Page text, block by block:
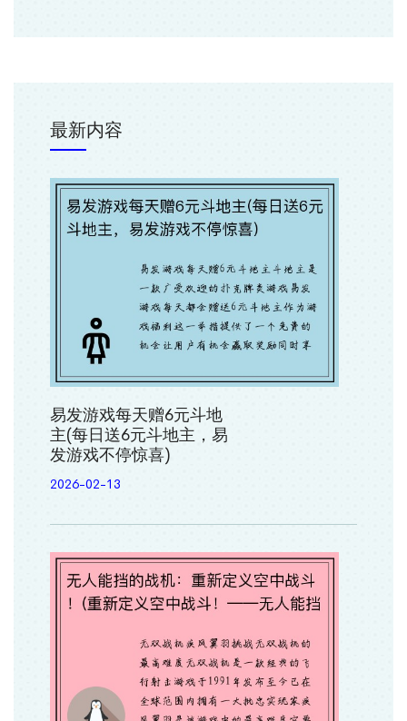
最新内容
易发游戏每天赠6元斗地
主(每日送6元斗地主，易
发游戏不停惊喜)
2026-02-13